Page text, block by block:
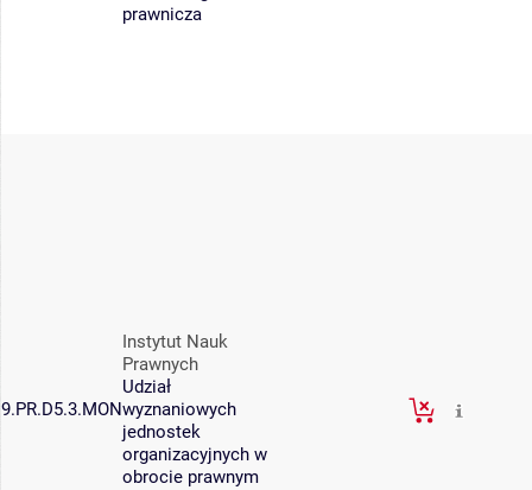
prawnicza
9.PR.D5.3.MON
Instytut Nauk
Prawnych
Udział
wyznaniowych
jednostek
organizacyjnych w
obrocie prawnym